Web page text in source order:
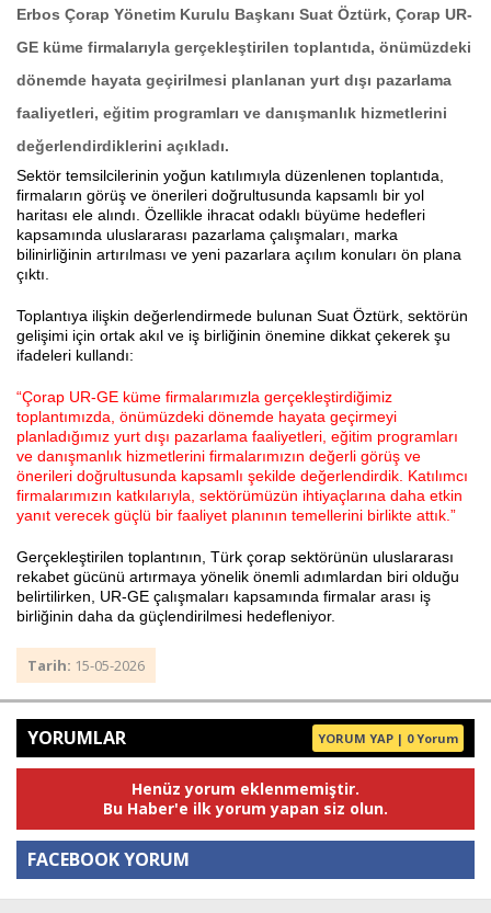
Erbos Çorap Yönetim Kurulu Başkanı Suat Öztürk, Çorap UR-
GE küme firmalarıyla gerçekleştirilen toplantıda, önümüzdeki
dönemde hayata geçirilmesi planlanan yurt dışı pazarlama
faaliyetleri, eğitim programları ve danışmanlık hizmetlerini
değerlendirdiklerini açıkladı.
Sektör temsilcilerinin yoğun katılımıyla düzenlenen toplantıda,
firmaların görüş ve önerileri doğrultusunda kapsamlı bir yol
haritası ele alındı. Özellikle ihracat odaklı büyüme hedefleri
kapsamında uluslararası pazarlama çalışmaları, marka
bilinirliğinin artırılması ve yeni pazarlara açılım konuları ön plana
çıktı.
Toplantıya ilişkin değerlendirmede bulunan Suat Öztürk, sektörün
gelişimi için ortak akıl ve iş birliğinin önemine dikkat çekerek şu
ifadeleri kullandı:
“Çorap UR-GE küme firmalarımızla gerçekleştirdiğimiz
toplantımızda, önümüzdeki dönemde hayata geçirmeyi
planladığımız yurt dışı pazarlama faaliyetleri, eğitim programları
ve danışmanlık hizmetlerini firmalarımızın değerli görüş ve
önerileri doğrultusunda kapsamlı şekilde değerlendirdik. Katılımcı
firmalarımızın katkılarıyla, sektörümüzün ihtiyaçlarına daha etkin
yanıt verecek güçlü bir faaliyet planının temellerini birlikte attık.”
Gerçekleştirilen toplantının, Türk çorap sektörünün uluslararası
rekabet gücünü artırmaya yönelik önemli adımlardan biri olduğu
belirtilirken, UR-GE çalışmaları kapsamında firmalar arası iş
birliğinin daha da güçlendirilmesi hedefleniyor.
Tarih: 15-05-2026
YORUMLAR YORUM YAP | 0 Yorum
Henüz yorum eklenmemiştir.
Bu Haber'e ilk yorum yapan siz olun.
FACEBOOK YORUM
Haberin Doğru Adresi.